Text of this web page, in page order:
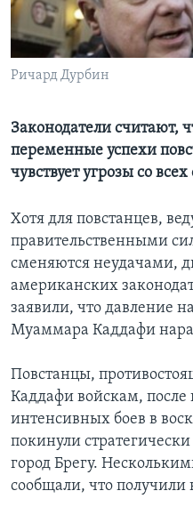
Learning English
СОЦИАЛЬНЫЕ СЕТИ
Языки
Ричард Дурбин
Законодатели считают,
переменные успехи
чувствует угрозы со всех
Хотя для повстанцев,
правительственными
сменяются неудачами,
американских
заявили, что давление
Муаммара Каддафи
Повстанцы,
Каддафи войскам, после
интенсивных боев в
покинули
город Брегу.
сообщали, что получили